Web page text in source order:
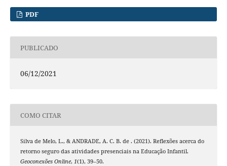
PDF
PUBLICADO
06/12/2021
COMO CITAR
Silva de Melo, L., & ANDRADE, A. C. B. de . (2021). Reflexões acerca do
retorno seguro das atividades presenciais na Educação Infantil.
Geoconexões Online, 1(1), 39–50.